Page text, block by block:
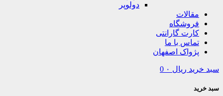
دولوپر
مقالات
فروشگاه
کارت گارانتی
تماس با ما
پژواک اصفهان
سبد خرید ریال 0
سبد خرید